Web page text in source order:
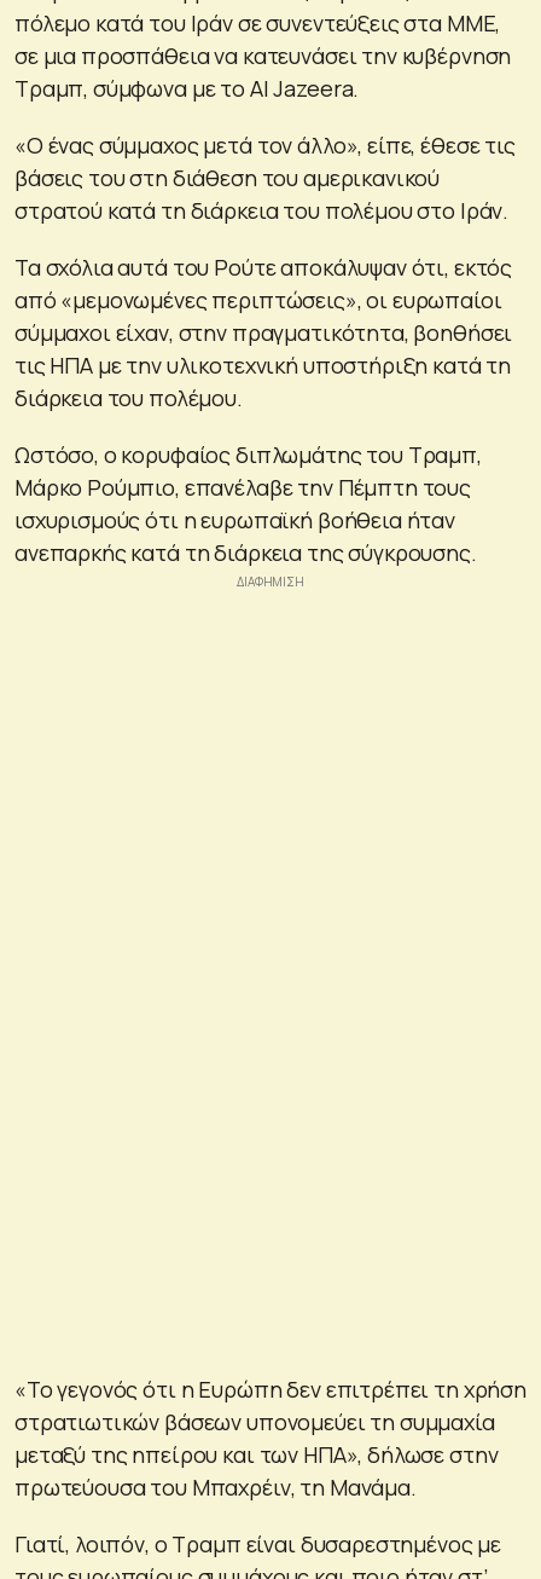
πόλεμο κατά του Ιράν σε συνεντεύξεις στα ΜΜΕ,
σε μια προσπάθεια να κατευνάσει την κυβέρνηση
Τραμπ, σύμφωνα με το Al Jazeera.
«Ο ένας σύμμαχος μετά τον άλλο», είπε, έθεσε τις
βάσεις του στη διάθεση του αμερικανικού
στρατού κατά τη διάρκεια του πολέμου στο Ιράν.
Τα σχόλια αυτά του Ρούτε αποκάλυψαν ότι, εκτός
από «μεμονωμένες περιπτώσεις», οι ευρωπαίοι
σύμμαχοι είχαν, στην πραγματικότητα, βοηθήσει
τις ΗΠΑ με την υλικοτεχνική υποστήριξη κατά τη
διάρκεια του πολέμου.
Ωστόσο, ο κορυφαίος διπλωμάτης του Τραμπ,
Μάρκο Ρούμπιο, επανέλαβε την Πέμπτη τους
ισχυρισμούς ότι η ευρωπαϊκή βοήθεια ήταν
ανεπαρκής κατά τη διάρκεια της σύγκρουσης.
«Το γεγονός ότι η Ευρώπη δεν επιτρέπει τη χρήση
στρατιωτικών βάσεων υπονομεύει τη συμμαχία
μεταξύ της ηπείρου και των ΗΠΑ», δήλωσε στην
πρωτεύουσα του Μπαχρέιν, τη Μανάμα.
Γιατί, λοιπόν, ο Τραμπ είναι δυσαρεστημένος με